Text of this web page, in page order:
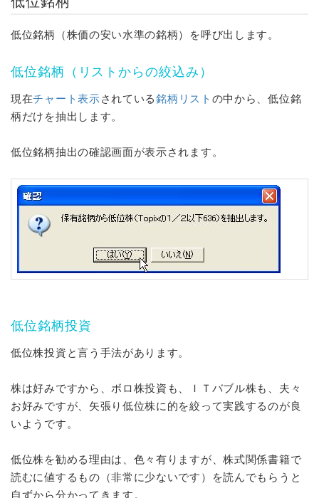
低位銘柄（株価の安い水準の銘柄）を呼び出します。
低位銘柄（リストからの絞込み）
現在チャート表示されている銘柄リスト の中から、低位銘
柄だけを抽出します。
低位銘柄抽出の確認画面が表示されます。
低位銘柄投資
低位株投資と言う手法があります。
株は好みですから、ボロ株投資も、ＩＴバブル株も、夫々
お好みですが、矢張り低位株に的を絞って実践するのが良
いようです。
低位株を勧める理由は、色々有りますが、株式関係書籍で
読むに値するもの（非常に少ないです）を読んでもらうと
自ずから分かってきます。